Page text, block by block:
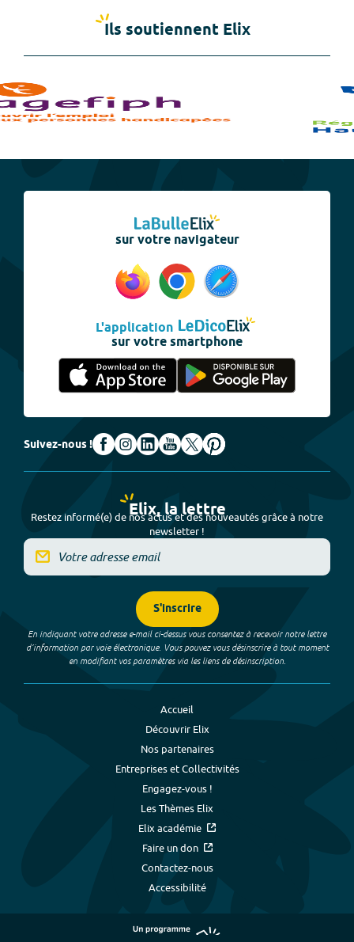
Ils soutiennent Elix
sur votre navigateur
L'application
sur votre smartphone
Suivez-nous !
Elix, la lettre
Restez informé(e) de nos actus et des nouveautés grâce à notre
newsletter !
S'inscrire
En indiquant votre adresse e-mail ci-dessus vous consentez à recevoir notre lettre
d’information par voie électronique. Vous pouvez vous désinscrire à tout moment
en modifiant vos paramètres via les liens de désinscription.
Accueil
Découvrir Elix
Nos partenaires
Entreprises et Collectivités
Engagez-vous !
Les Thèmes Elix
Elix académie
Faire un don
Contactez-nous
Accessibilité